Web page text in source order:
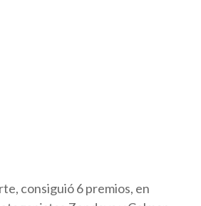
consiguió 6 premios, en